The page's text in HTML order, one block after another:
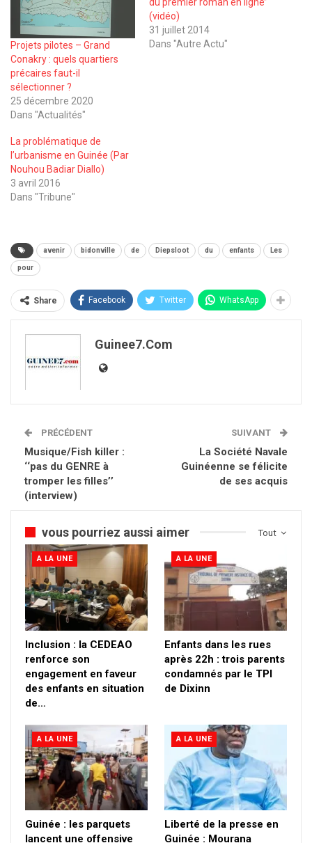
Projets pilotes – Grand
Conakry : quels quartiers
précaires faut-il
sélectionner ?
25 décembre 2020
Dans "Actualités"
(vidéo)
31 juillet 2014
Dans "Autre Actu"
La problématique de
l’urbanisme en Guinée (Par
Nouhou Badiar Diallo)
3 avril 2016
Dans "Tribune"
avenir bidonville de Diepsloot du enfants Les
pour
Share Facebook Twitter WhatsApp
Guinee7.com
PRÉCÉDENT
Musique/Fish killer :
‘‘pas du GENRE à
tromper les filles’’
(interview)
SUIVANT
La Société Navale
Guinéenne se félicite
de ses acquis
Tout
vous pourriez aussi aimer
A LA UNE
Inclusion : la CEDEAO
renforce son
engagement en faveur
des enfants en situation
de…
A LA UNE
Enfants dans les rues
après 22h : trois parents
condamnés par le TPI
de Dixinn
A LA UNE
Guinée : les parquets
lancent une offensive
A LA UNE
Liberté de la presse en
Guinée : Mourana